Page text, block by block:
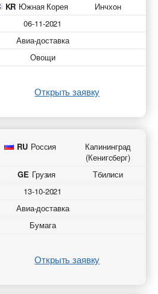
KR Южная Корея Инчхон
06-11-2021
Авиа-доставка
Овощи
Открыть заявку
RU Россия
Калининград
(Кенигсберг)
GE Грузия Тбилиси
13-10-2021
Авиа-доставка
Бумага
Открыть заявку